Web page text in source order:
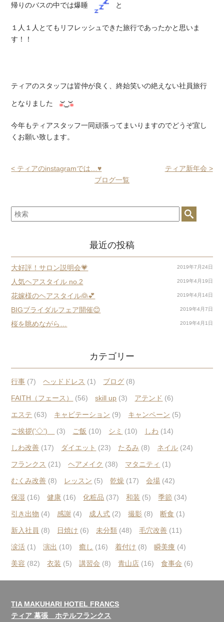
帰りのバスの中では爆睡 と
１人１人とてもリフレッシュできた旅行であったかと思いま
す！！
ティアのスタッフは皆仲が良く、終始笑いの絶えない社員旅行
となりました
今年もティアスタッフ一同頑張ってまいりますのでどうぞ宜し
くお願い致します。
< ティアのinstagramでは…♥
ティア新年会 >
ブログ一覧
最近の投稿
大好評！サロン説明会💗 2019年7月24日
人気ヘアスタイル no.2 2019年4月19日
花嫁様のヘアスタイル👰💕 2019年4月14日
BIGブライダルフェア開催😊 2019年4月7日
桜を眺めながら… 2019年4月1日
カテゴリー
行事 (7) ヘッドドレス (1) ブログ (8)
FAITH（フェース） (56) skill up (3) アテンド (6)
エステ (63) キャビテーション (9) キャンペーン (5)
ご挨拶('◇')ゞ (3) ご飯 (10) シミ (10) しわ (14)
しわ改善 (17) ダイエット (23) たるみ (8) ネイル (24)
フランクス (21) ヘアメイク (38) マタニティ (1)
むくみ改善 (8) レッスン (5) 乾燥 (17) 会場 (42)
保湿 (16) 健康 (16) 化粧品 (37) 和装 (5) 季節 (34)
引き出物 (4) 感謝 (4) 成人式 (2) 撮影 (8) 断食 (1)
新入社員 (8) 日焼け (6) 未分類 (48) 毛穴改善 (11)
涙活 (1) 演出 (10) 癒し (16) 着付け (8) 瞬美痩 (4)
美容 (82) 衣装 (5) 講習会 (8) 青山店 (16) 食事会 (6)
TIA MAKUHARI HOTEL FRANCS
ティア 幕張 ホテルフランクス